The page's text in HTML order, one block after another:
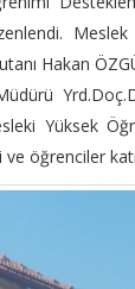
Hakan
Yüksek
öğrenciler